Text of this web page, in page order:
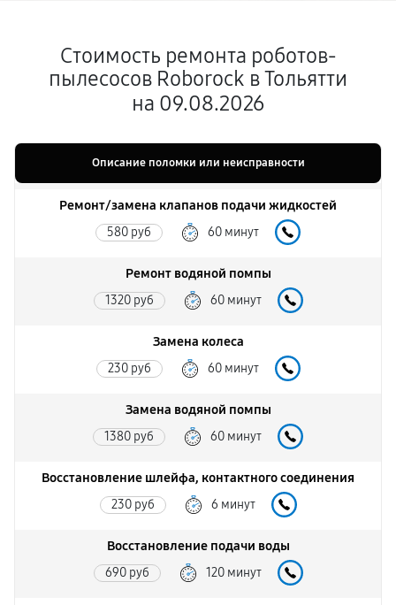
Стоимость ремонта роботов-
пылесосов Roborock в Тольятти
на 09.08.2026
Описание поломки или неисправности
Ремонт/замена клапанов подачи жидкостей
580 руб 60 минут
Ремонт водяной помпы
1320 руб 60 минут
Замена колеса
230 руб 60 минут
Замена водяной помпы
1380 руб 60 минут
Восстановление шлейфа, контактного соединения
230 руб 6 минут
Восстановление подачи воды
690 руб 120 минут